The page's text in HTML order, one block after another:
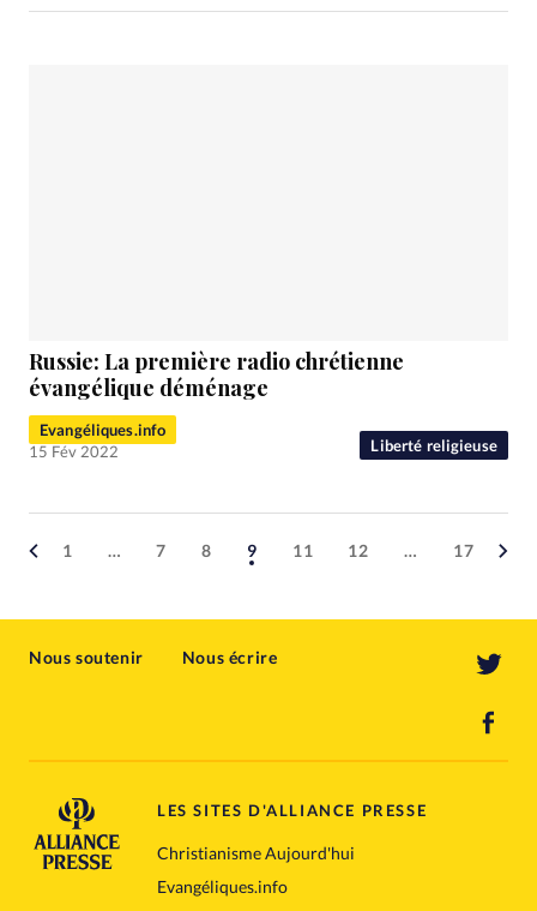
Liberté religieuse
Russie: La première radio chrétienne
évangélique déménage
Evangéliques.info
15 Fév 2022
1 … 7 8 9 11 12 … 17
Nous soutenir Nous écrire
LES SITES D'ALLIANCE PRESSE
Christianisme Aujourd'hui
Evangéliques.info